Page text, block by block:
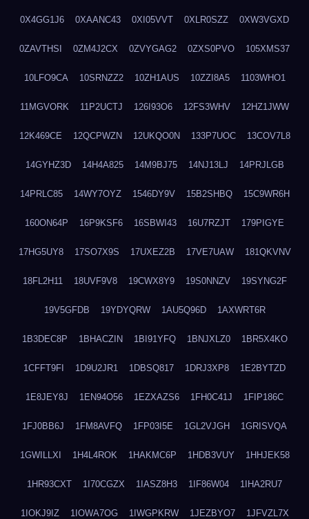
0X4GG1J6 0XAANC43 0XI05VVT 0XLR0SZZ 0XW3VGXD
0ZAVTHSI 0ZM4J2CX 0ZVYGAG2 0ZXS0PVO 105XMS37
10LFO9CA 10SRNZZ2 10ZH1AUS 10ZZI8A5 1103WHO1
11MGVORK 11P2UCTJ 126I93O6 12FS3WHV 12HZ1JWW
12K469CE 12QCPWZN 12UKQO0N 133P7UOC 13COV7L8
14GYHZ3D 14H4A825 14M9BJ75 14NJ13LJ 14PRJLGB
14PRLC85 14WY7OYZ 1546DY9V 15B2SHBQ 15C9WR6H
160ON64P 16P9KSF6 16SBWI43 16U7RZJT 179PIGYE
17HG5UY8 17SO7X9S 17UXEZ2B 17VE7UAW 181QKVNV
18FL2H11 18UVF9V8 19CWX8Y9 19S0NNZV 19SYNG2F
19V5GFDB 19YDYQRW 1AU5Q96D 1AXWRT6R
1B3DEC8P 1BHACZIN 1BI91YFQ 1BNJXLZ0 1BR5X4KO
1CFFT9FI 1D9U2JR1 1DBSQ817 1DRJ3XP8 1E2BYTZD
1E8JEY8J 1EN94O56 1EZXAZS6 1FH0C41J 1FIP186C
1FJ0BB6J 1FM8AVFQ 1FP03I5E 1GL2VJGH 1GRISVQA
1GWILLXI 1H4L4ROK 1HAKMC6P 1HDB3VUY 1HHJEK58
1HR93CXT 1I70CGZX 1IASZ8H3 1IF86W04 1IHA2RU7
1IOKJ9IZ 1IOWA7OG 1IWGPKRW 1JEZBYO7 1JFVZL7X